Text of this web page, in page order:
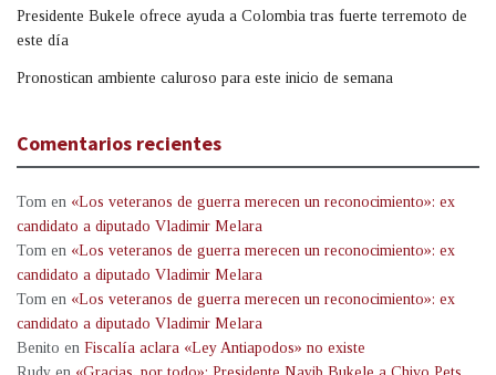
Presidente Bukele ofrece ayuda a Colombia tras fuerte terremoto de
este día
Pronostican ambiente caluroso para este inicio de semana
Comentarios recientes
Tom en «Los veteranos de guerra merecen un reconocimiento»: ex
candidato a diputado Vladimir Melara
Tom en «Los veteranos de guerra merecen un reconocimiento»: ex
candidato a diputado Vladimir Melara
Tom en «Los veteranos de guerra merecen un reconocimiento»: ex
candidato a diputado Vladimir Melara
Benito en Fiscalía aclara «Ley Antiapodos» no existe